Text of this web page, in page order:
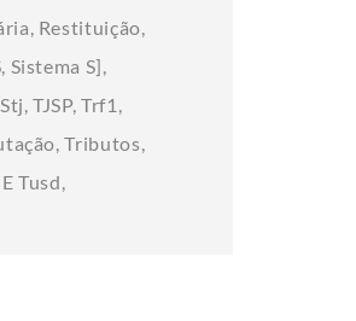
Restituição
Sistema S]
Stj TJSP Trf1
Tributos
Tusd